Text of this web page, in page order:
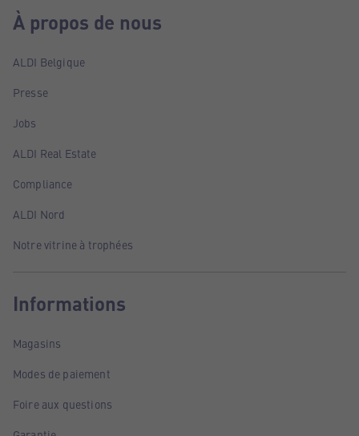
À propos de nous
ALDI Belgique
Presse
Jobs
ALDI Real Estate
Compliance
ALDI Nord
Notre vitrine à trophées
Informations
Magasins
Modes de paiement
Foire aux questions